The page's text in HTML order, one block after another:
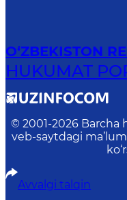
O‘ZBEKISTON
HUKUMAT
© 2001-2026 Barcha
veb-saytdagi
Avvalgi talqin